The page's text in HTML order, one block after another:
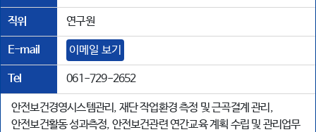
직위 연구원
E-mail 이메일 보기
Tel 061-729-2652
안전보건경영시스템관리, 재단 작업환경 측정 및 근곡결계 관리,
안전보건활동 성과측정, 안전보건관련 연간교육 계획 수립 및 관리업무